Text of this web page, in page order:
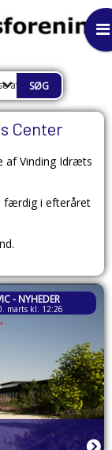
af Vinding Idræts
Center
af Vinding Idræts
færdig i efteråret
- NYHEDER
marts kl. 12:26